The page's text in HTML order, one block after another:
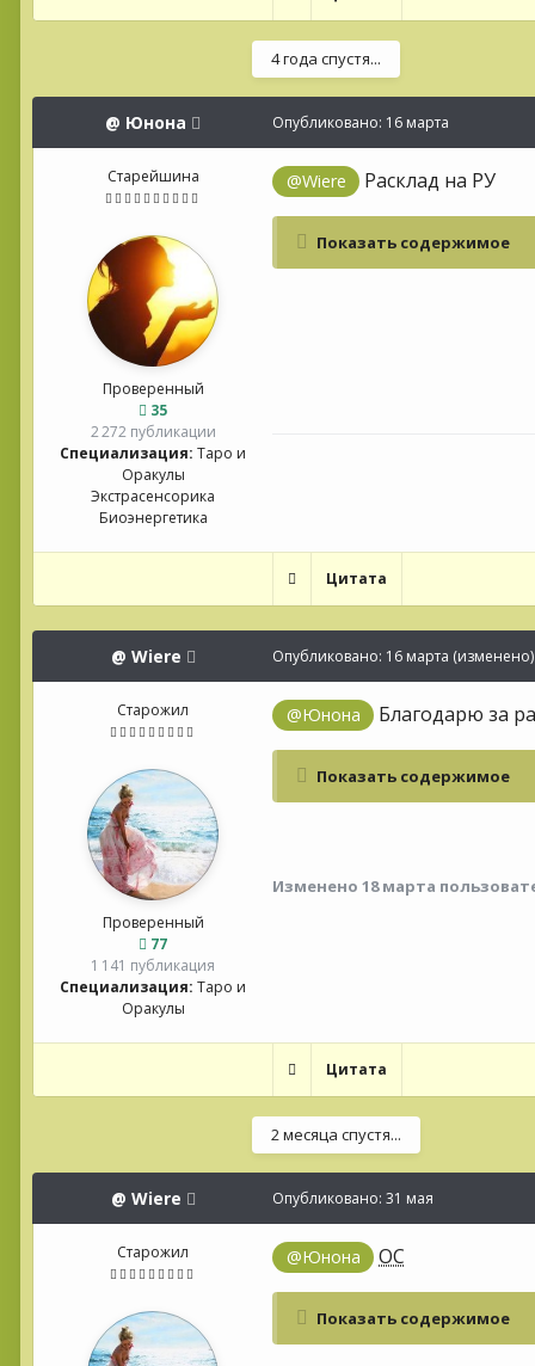
4 года спустя...
@ Юнона
Старейшина
Проверенный
35
2 272 публикации
Специализация: Таро и
Оракулы
Экстрасенсорика
Биоэнергетика
Опубликовано: 16 марта
@Wiere Расклад на РУ
Показать содержимое
Цитата
@ Wiere
Старожил
Проверенный
77
1 141 публикация
Специализация: Таро и
Оракулы
Опубликовано: 16 марта (изменено)
@Юнона Благодарю за
Показать содержимое
Изменено 18 марта
Цитата
2 месяца спустя...
@ Wiere
Старожил
Опубликовано: 31 мая
@Юнона ОС
Показать содержимое